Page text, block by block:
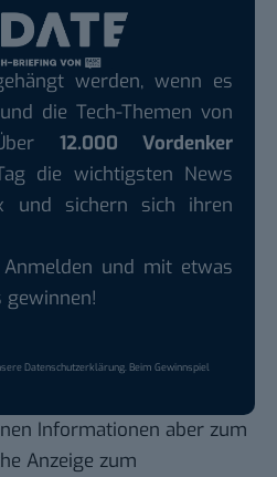
werden, wenn es
die Tech-Themen von
12.000 Vordenker
die wichtigsten News
und sichern sich ihren
Anmelden und mit etwas
gewinnen!
Datenschutzerklärung. Beim Gewinnspiel
Informationen aber zum
Anzeige zum